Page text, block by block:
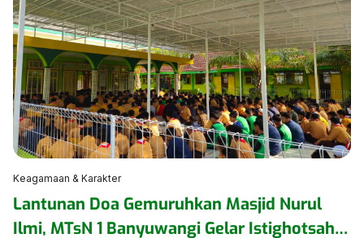
Kegiatan diawali dengan sosialisasi tata tertib madrasah
yang disampaikan langsung oleh Wakil Ketua Majelis
Pembimbing Gugusdepan (WaKamigus) Urusan
Kesiswaan MTsN 1 Banyuwangi, Hj. Hanik […]
Keagamaan & Karakter
Lantunan Doa Gemuruhkan Masjid Nurul
Ilmi, MTsN 1 Banyuwangi Gelar Istighotsah